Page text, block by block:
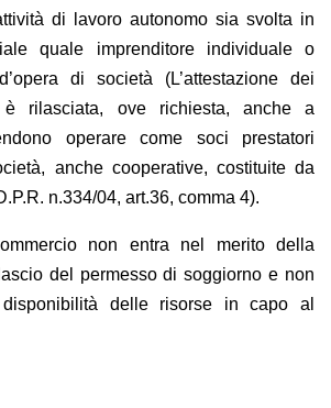
di lavoro autonomo sia svolta in
quale imprenditore individuale o
di società (L’attestazione dei
è rilasciata, ove richiesta, anche a
operare come soci prestatori
anche cooperative, costituite da
n.334/04, art.36, comma 4).
non entra nel merito della
del permesso di soggiorno e non
disponibilità delle risorse in capo al